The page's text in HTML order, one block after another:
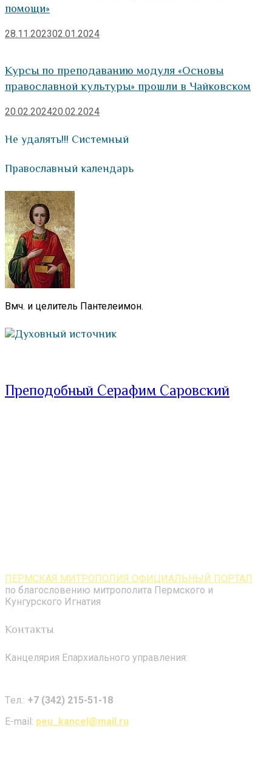
помощи»
28.11.202302.01.2024
Курсы по преподаванию модуля «Основы
православной культуры» прошли в Чайковском
20.02.202420.02.2024
Не удалять!!! Системный
Православный календарь
Вмч. и целитель Пантелеимон.
Духовный источник
Преподобный Серафим Саровский
ПЕРМСКАЯ МИТРОПОЛИЯ ОФИЦИАЛЬНЫЙ ПОРТАЛ
по благословению митрополита Пермского и
Кунгурского Игнатия
Контакты
Канцелярия Епархиального управления:
Tел.: +7 (342) 215-51-18
E-mail: peu_kancel@mail.ru